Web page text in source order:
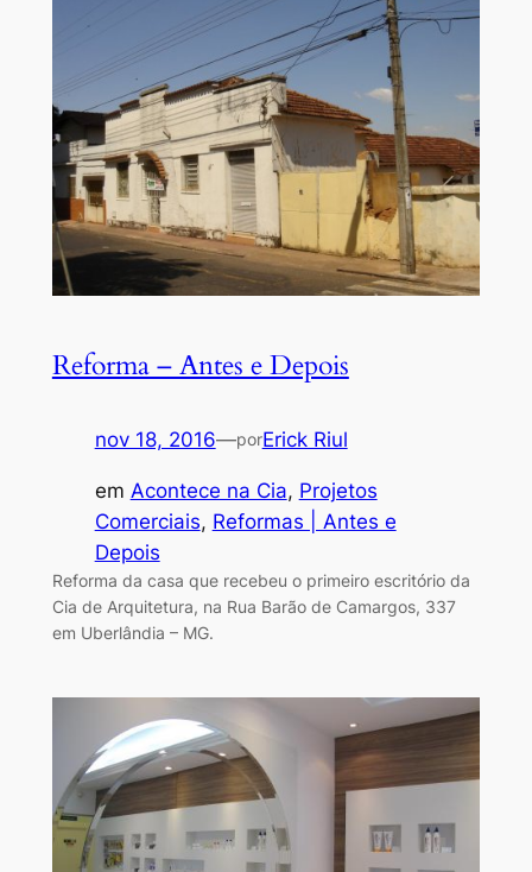
Reforma – Antes e Depois
nov 18, 2016—porErick Riul
em Acontece na Cia, Projetos
Comerciais, Reformas | Antes e
Depois
Reforma da casa que recebeu o primeiro escritório da
Cia de Arquitetura, na Rua Barão de Camargos, 337
em Uberlândia – MG.